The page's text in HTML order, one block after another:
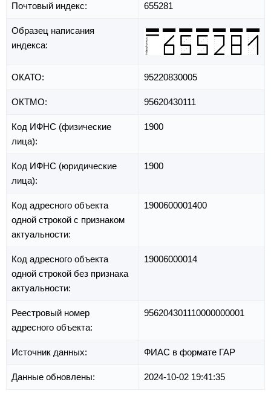
Почтовый индекс: 655281
Образец написания
индекса:
ОКАТО: 95220830005
ОКТМО: 95620430111
Код ИФНС (физические
лица):
1900
Код ИФНС (юридические
лица):
1900
Код адресного объекта
одной строкой с признаком
актуальности:
1900600001400
Код адресного объекта
одной строкой без признака
актуальности:
19006000014
Реестровый номер
адресного объекта:
956204301110000000001
Источник данных: ФИАС в формате ГАР
Данные обновлены: 2024-10-02 19:41:35